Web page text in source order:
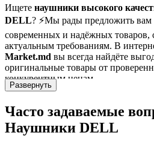
Ищете наушники высокого
DELL? ⚡Мы рады предложить
современных и надёжных товаров,
актуальным требованиям. В
Market.md вы всегда найдёте
оригинальные товары от
конкурентным ценам.
стандарты качества и инновации.
ассортимента тщательно отобраны,
эффективное, безопасное и
Развернуть
Часто задаваемые
Наушники DELL